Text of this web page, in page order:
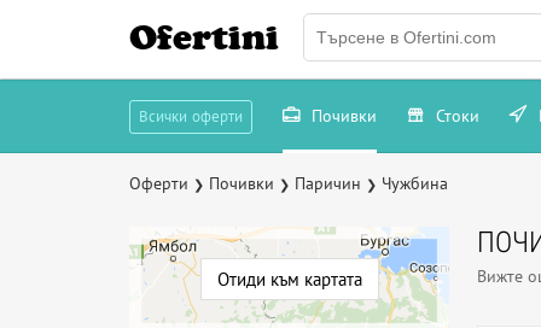
Ofertini
Всички оферти Почивки Стоки
Оферти ❯ Почивки ❯ Паричин ❯ Чужбина
Отиди към картата Вижте